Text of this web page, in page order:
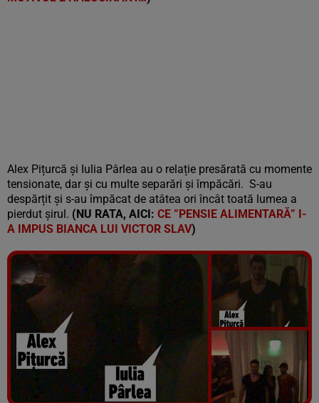
Alex Pițurcă și Iulia Pârlea au o relație presărată cu momente
tensionate, dar și cu multe separări și împăcări. S-au
despărțit și s-au împăcat de atâtea ori încât toată lumea a
pierdut șirul. (NU RATA, AICI: CE ”PENSIE ALIMENTARĂ” I-
A IMPUS BIANCA LUI VICTOR SLAV)